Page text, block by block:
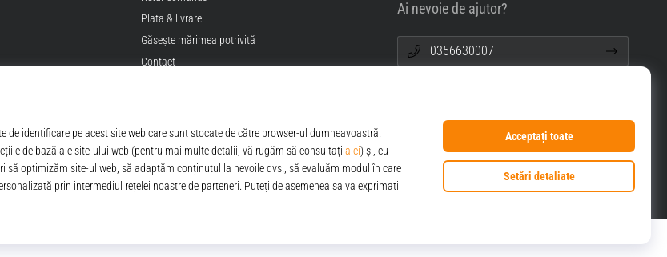
Plata & livrare
Găseşte mărimea potrivită
Contact
Ai nevoie de ajutor?
0356630007